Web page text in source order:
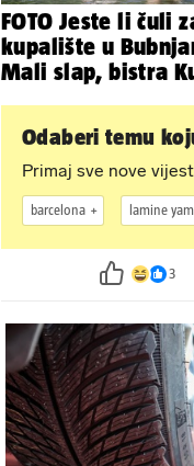
FOTO Jeste li čuli
kupalište u
Mali slap, bistra
Odaberi temu
Primaj sve nove
barcelona lamine
3